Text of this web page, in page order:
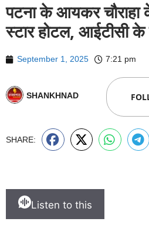
पटना के आयकर चौराहा
स्टार होटल, आईटीसी
September 1, 2025 7:21 pm
SHANKHNAD
SHARE:
Listen to this